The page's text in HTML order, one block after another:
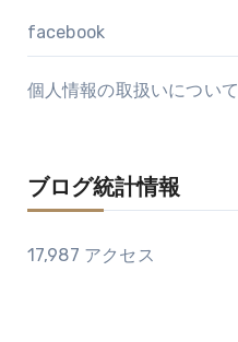
facebook
個人情報の取扱いについて
ブログ統計情報
17,987 アクセス